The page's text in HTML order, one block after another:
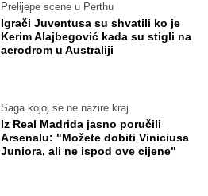
Prelijepe scene u Perthu
Igrači Juventusa su shvatili ko je
Kerim Alajbegović kada su stigli na
aerodrom u Australiji
Saga kojoj se ne nazire kraj
Iz Real Madrida jasno poručili
Arsenalu: "Možete dobiti Viniciusa
Juniora, ali ne ispod ove cijene"